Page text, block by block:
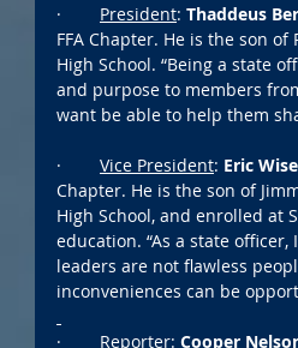
· President: Thaddeus
FFA Chapter. He is the son
High School. “Being a state
and purpose to members
want be able to help them
· Vice President: Eric
Chapter. He is the son of
High School, and enrolled
education. “As a state
leaders are not flawless
inconveniences can be
· Reporter: Cooper